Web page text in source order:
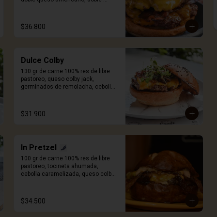
$36.800
Dulce Colby
130 gr de carne 100% res de libre
pastoreo, queso colby jack,
germinados de remolacha, cebolla
de papas.
$31.900
In Pretzel
100 gr de carne 100% res de libre
pastoreo, tocineta ahumada,
cebolla caramelizada, queso colby
$34.500